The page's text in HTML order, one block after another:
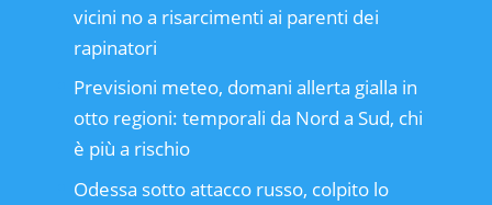
vicini no a risarcimenti ai parenti dei
rapinatori
Previsioni meteo, domani allerta gialla in
otto regioni: temporali da Nord a Sud, chi
è più a rischio
Odessa sotto attacco russo, colpito lo